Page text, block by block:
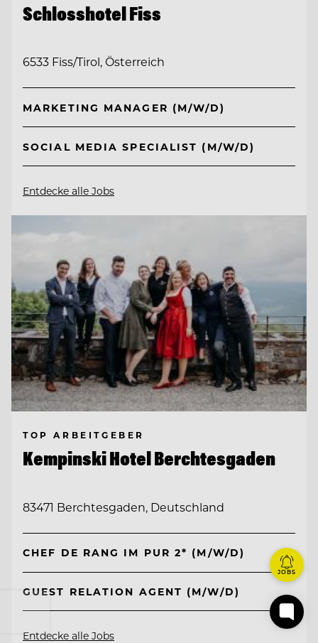
Schlosshotel Fiss
6533 Fiss/Tirol, Österreich
MARKETING MANAGER (M/W/D)
SOCIAL MEDIA SPECIALIST (M/W/D)
Entdecke alle Jobs
TOP ARBEITGEBER
Kempinski Hotel Berchtesgaden
83471 Berchtesgaden, Deutschland
CHEF DE RANG IM PUR 2* (M/W/D)
GUEST RELATION AGENT (M/W/D)
Entdecke alle Jobs
JOBS